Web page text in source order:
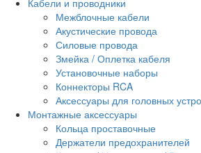
Межблочные кабели
Акустические провода
Силовые провода
Змейка / Оплетка кабеля
Установочные наборы
Коннекторы RCA
Аксессуары для головных
Монтажные аксессуары
Кольца проставочные
Держатели предохранителей